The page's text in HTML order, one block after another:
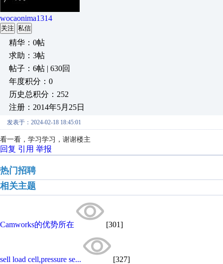
wocaonima1314
关注 私信
精华：0帖
求助：3帖
帖子：6帖 | 630回
年度积分：0
历史总积分：252
注册：2014年5月25日
发表于：2024-02-18 18:45:01
看一看，学习学习，谢谢楼主
回复 引用 举报
热门招聘
相关主题
Camworks的优势所在 [301]
sell load cell,pressure se... [327]